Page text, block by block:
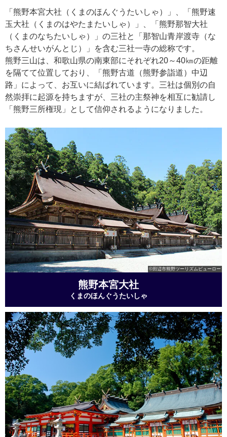
「熊野本宮大社（くまのほんぐうたいしゃ）」、「熊野速
玉大社（くまのはやたまたいしゃ）」、「熊野那智大社
（くまのなちたいしゃ）」の三社と「那智山青岸渡寺（な
ちさんせいがんとじ）」を含む三社一寺の総称です。
熊野三山は、和歌山県の南東部にそれぞれ20～40㎞の距離
を隔てて位置しており、「熊野古道（熊野参詣道）中辺
路」によって、お互いに結ばれています。三社は個別の自
然崇拝に起源を持ちますが、三社の主祭神を相互に勧請し
「熊野三所権現」として信仰されるようになりました。
©田辺市熊野ツーリズムビューロー
熊野本宮大社
くまのほんぐうたいしゃ